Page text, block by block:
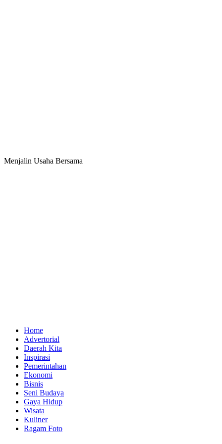
Menjalin Usaha Bersama
Home
Advertorial
Daerah Kita
Inspirasi
Pemerintahan
Ekonomi
Bisnis
Seni Budaya
Gaya Hidup
Wisata
Kuliner
Ragam Foto